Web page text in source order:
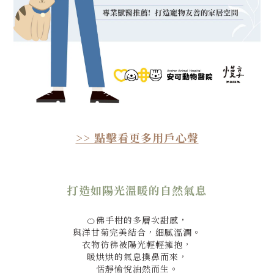
>> 點擊看更多用戶心聲
打造如陽光溫暖的自然氣息
🍊佛手柑的多層次甜感，
與洋甘菊完美結合，細膩溫潤。
衣物彷彿被陽光輕輕擁抱，
暖烘烘的氣息撲鼻而來，
恬靜愉悅油然而生。